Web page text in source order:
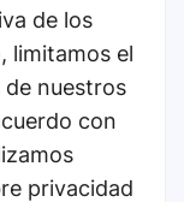
de los
limitamos el
de nuestros
con
privacidad